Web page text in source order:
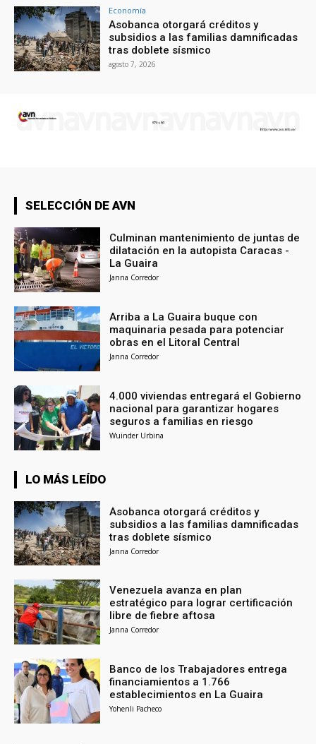
Economía
Asobanca otorgará créditos y
subsidios a las familias damnificadas
tras doblete sísmico
agosto 7, 2026
SELECCIÓN DE AVN
Culminan mantenimiento de juntas de
dilatación en la autopista Caracas -
La Guaira
Janna Corredor
Arriba a La Guaira buque con
maquinaria pesada para potenciar
obras en el Litoral Central
Janna Corredor
4.000 viviendas entregará el Gobierno
nacional para garantizar hogares
seguros a familias en riesgo
Wuinder Urbina
LO MÁS LEÍDO
Asobanca otorgará créditos y
subsidios a las familias damnificadas
tras doblete sísmico
Janna Corredor
Venezuela avanza en plan
estratégico para lograr certificación
libre de fiebre aftosa
Janna Corredor
Banco de los Trabajadores entrega
financiamientos a 1.766
establecimientos en La Guaira
Yohenli Pacheco